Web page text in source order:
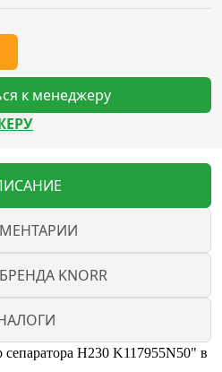
к менеджеру
KNORR
Н230 K117955N50" в